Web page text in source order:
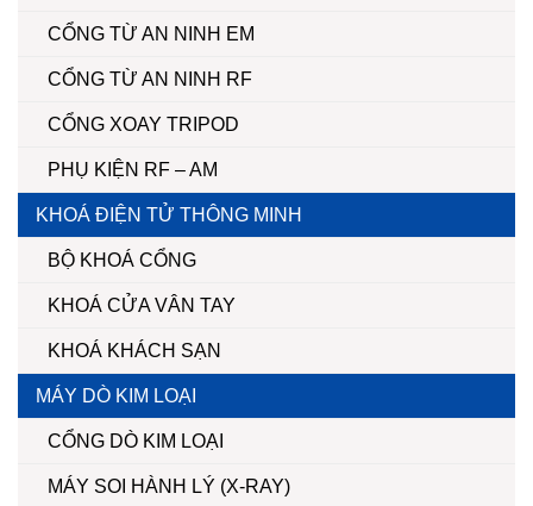
CỔNG TỪ AN NINH EM
CỔNG TỪ AN NINH RF
CỔNG XOAY TRIPOD
PHỤ KIỆN RF – AM
KHOÁ ĐIỆN TỬ THÔNG MINH
BỘ KHOÁ CỔNG
KHOÁ CỬA VÂN TAY
KHOÁ KHÁCH SẠN
MÁY DÒ KIM LOẠI
CỔNG DÒ KIM LOẠI
MÁY SOI HÀNH LÝ (X-RAY)